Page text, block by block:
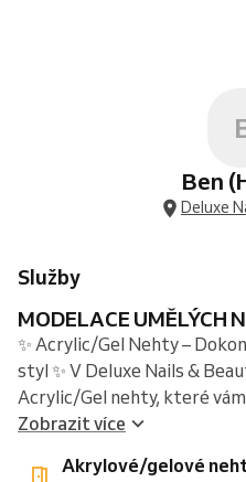
Ben
Deluxe
Služby
MODELACE UMĚLÝCH
✨ Acrylic/Gel Nehty –
styl ✨ V Deluxe Nails &
Acrylic/Gel nehty, které
Zobrazit více
Akrylové/gelové